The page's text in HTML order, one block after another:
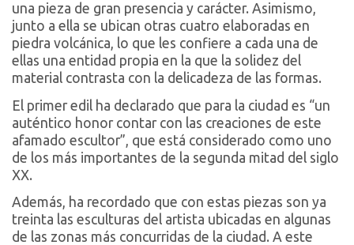
una pieza de gran presencia y carácter. Asimismo,
junto a ella se ubican otras cuatro elaboradas en
piedra volcánica, lo que les confiere a cada una de
ellas una entidad propia en la que la solidez del
material contrasta con la delicadeza de las formas.
El primer edil ha declarado que para la ciudad es “un
auténtico honor contar con las creaciones de este
afamado escultor”, que está considerado como uno
de los más importantes de la segunda mitad del siglo
XX.
Además, ha recordado que con estas piezas son ya
treinta las esculturas del artista ubicadas en algunas
de las zonas más concurridas de la ciudad. A este